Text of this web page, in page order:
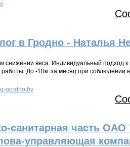
в Гродно - Наталья
снижении веса. Индивидуальный подход
До -10кг за месяц при соблюдении
grodno.by
санитарная часть
управляющая